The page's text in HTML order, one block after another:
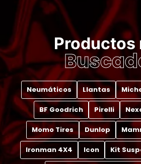
Productos
Neumáticos Llantas
BF Goodrich Pirelli
Momo Tires Dunlop
Ironman 4X4 Icon Kit